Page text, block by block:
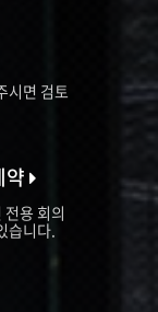
시면 검토
약
용 회의
습니다.